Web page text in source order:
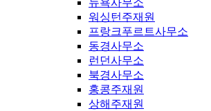
뉴욕사무소
워싱턴주재원
프랑크푸르트사무소
동경사무소
런던사무소
북경사무소
홍콩주재원
상해주재원